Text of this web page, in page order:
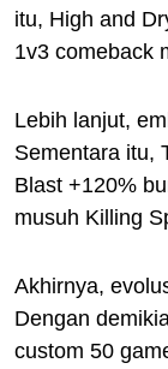
itu, High and
1v3 comeback
Lebih lanjut,
Sementara itu,
Blast +120%
musuh Killing
Akhirnya,
Dengan
custom 50